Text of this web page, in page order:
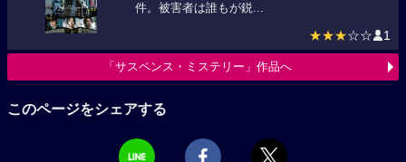
件。被害者は誰もが鋭...
★★★☆☆ 1
「サスペンス・ミステリー」作品へ
このページをシェアする